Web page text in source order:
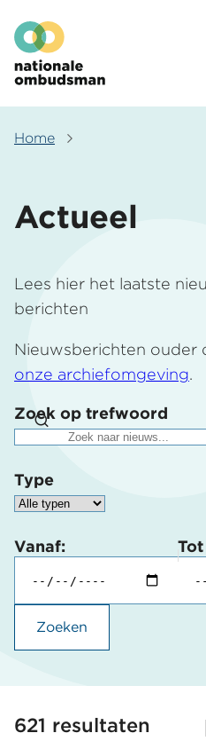
en
naar
de
inhoud
gaan
Hoofdmenu
Home
Actueel
Lees hier het laatste
berichten
Nieuwsberichten ouder
onze archiefomgeving.
Zoek op trefwoord
Type
Vanaf:
Zoeken
621 resultaten